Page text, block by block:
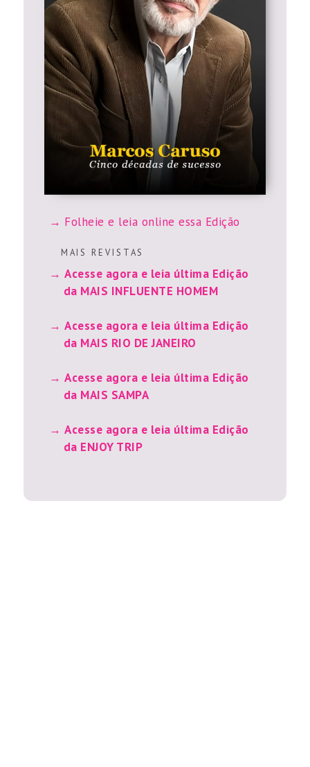
Folheie e leia online essa Edição
M A I S R E V I S T A S
Acesse agora e leia última Edição
da MAIS INFLUENTE HOMEM
Acesse agora e leia última Edição
da MAIS RIO DE JANEIRO
Acesse agora e leia última Edição
da MAIS SAMPA
Acesse agora e leia última Edição
da ENJOY TRIP